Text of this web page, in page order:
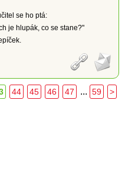
se ho ptá:
je hlupák, co se stane?"
44 45 46 47 ... 59
>